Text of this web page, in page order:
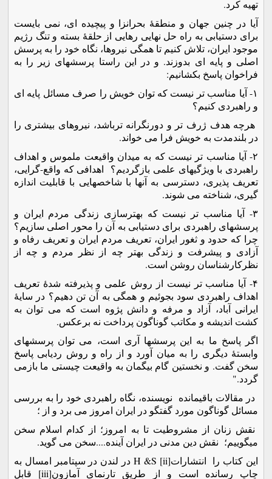
تهیه کرد.
آیا در چنین جهان و منطقۀ بحرانزا و پیچیده ای، نمی بایست
برای دستیابی به راه حل نهایی رهایی از حلقۀ بسته و تنگ رژیم
موجود ایران، تلاش کنیم تا همگی نیروها، نگاه خود را به پرسش
اصلی و پایه ای بدوزند. و در این راستا پرسشهای زیر را به
فراخوان پاسخ بکشانیم:
۱- آیا مناسب تر نیست که توان خویش را صرف مسائل پایه ای
و راهبردی کنیم؟
هرچه هدف ژرف تر و دورنگرانه ترباشد، نیروهای بیشتری را
در بلندمدت به خویش فرا می خواند.
۲- آیا مناسب تر نیست که به میدان واقیعت ملموس و اهداف
راهبردی با ویژگیهای علمی بازگردیم؟ اهدافی که واقع-گرایی،
تعریف پذیری، دسترسی به آنها با شاخصهایی با قابلیت اندازه
گیری، شناخته می شوند.
۳- آیا مناسب تر نیست که بهترسازی زندگی مردم ایران و
پرسشهای راهبردی برای دستیابی به آن را محور اصلی سازیم؟
چرا که حدود و ثغور ایران، تعریف مردم ایران و تعریف رفاه و
آزادی و پیشرفت و زندگی بهتر چه از نظر مردم و چه از
نظرکارشناسان روشن است.
۴- آیا مناسب تر نیست از روش علمی و پذیرفته شدۀ تعریف
اهداف راهبردی سود بجوئیم و همگی به آن تن دهیم؟ در سایۀ
ایرانی آباد، آزاد و مرفه و دانش پژوه است که می توان به
کشت اندیشه و مکاتب گوناگون پرداخت نه برعکس.
اگر پاسخ ما به این پرسشها آری است، می توان پرسشهای
وابستۀ دیگری را به میان آورد و از راه و روش ردیابی پاسخ
سخن گفت. و نخستین گام بیگمان به واقیعت چیستی ما بازمی
گردد."
در مقالات باقیمانده نویسنده، نگاه راهبردی خود را به بررسی
مسائل گوناگون مورد گفتگو در ایران امروز می برد و از ؛
نقش زنان از مشروطیت تا به امروز؛ از کدام اسلام سخن
میگوییم؛ نقش دین مدنی در ایران آینده....سخن می گوید.
این کتاب را انتشارات[ii] H &S در لندن در سپتامبر امسال به
چاپ رسانده است و از طریق تارنمای آمازون[iii] قابل